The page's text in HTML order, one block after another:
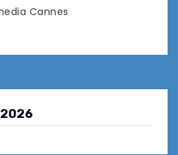
Cannes